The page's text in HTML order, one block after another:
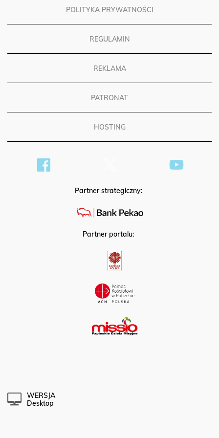
POLITYKA PRYWATNOŚCI
REGULAMIN
REKLAMA
PATRONAT
HOSTING
Partner strategiczny:
Partner portalu:
WERSJA
Desktop